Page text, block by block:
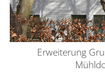
Erweiterung